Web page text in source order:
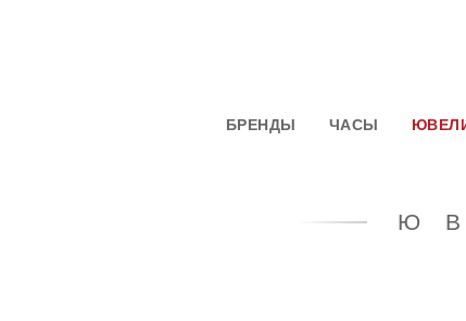
БРЕНДЫ ЧАСЫ